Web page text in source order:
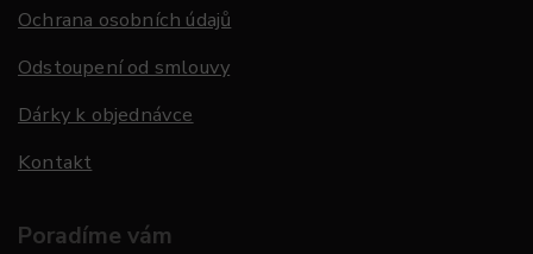
Ochrana osobních údajů
Odstoupení od smlouvy
Dárky k objednávce
Kontakt
Poradíme vám